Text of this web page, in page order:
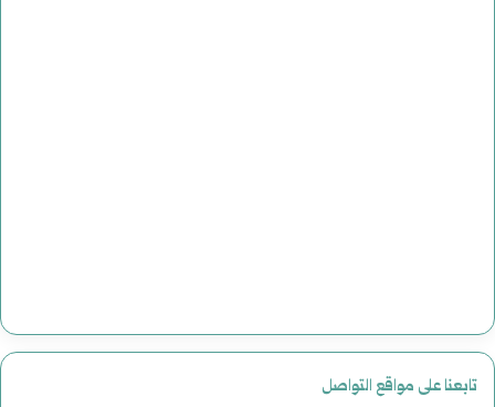
تابعنا على مواقع التواصل